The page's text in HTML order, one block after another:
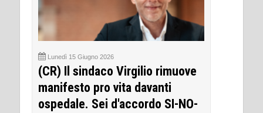
Lunedì 15 Giugno 2026
(CR) Il sindaco Virgilio rimuove
manifesto pro vita davanti
ospedale. Sei d'accordo SI-NO-